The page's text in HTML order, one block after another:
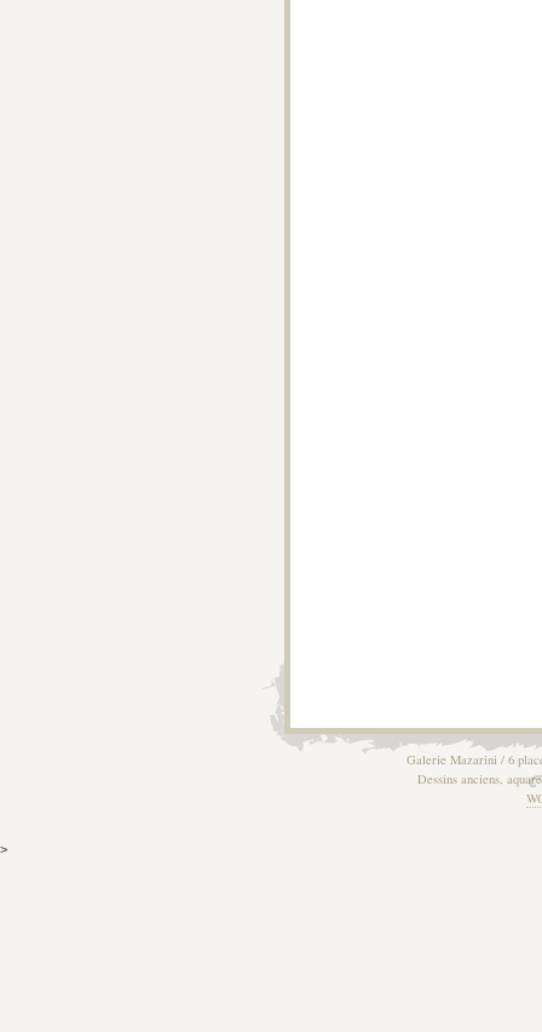
Galerie Mazarini / 6
Dessins anciens,
>